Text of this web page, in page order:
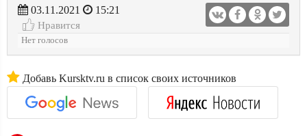
03.11.2021
15:21
Нравится
Нет голосов
Добавь Kursktv.ru в список своих источников